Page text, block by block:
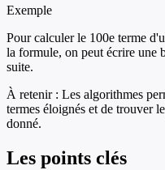
Exemple
Pour calculer le 100e terme
la formule, on peut écrire une
suite.
À retenir : Les algorithmes
termes éloignés et de trouver
donné.
Les points clés